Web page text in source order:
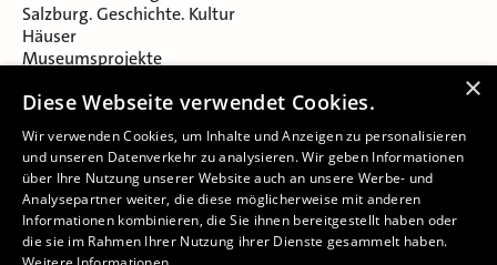
Salzburg. Geschichte. Kultur
Häuser
Museumsprojekte
Museumsverein Celtic Heritage
×
Diese Webseite verwendet Cookies.
Wir verwenden Cookies, um Inhalte und Anzeigen zu personalisieren
und unseren Datenverkehr zu analysieren. Wir geben Informationen
über Ihre Nutzung unserer Website auch an unsere Werbe- und
Analysepartner weiter, die diese möglicherweise mit anderen
Informationen kombinieren, die Sie ihnen bereitgestellt haben oder
die sie im Rahmen Ihrer Nutzung ihrer Dienste gesammelt haben.